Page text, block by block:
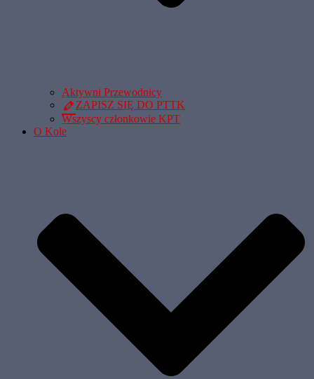
Aktywni Przewodnicy
ZAPISZ SIĘ DO PTTK
Wszyscy członkowie KPT
O Kole